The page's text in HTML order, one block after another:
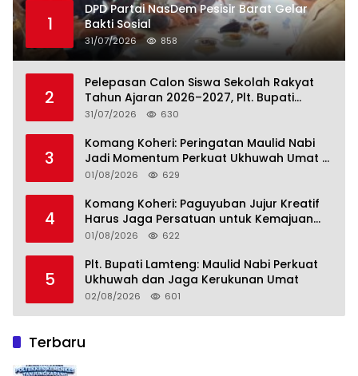
1
DPD Partai NasDem Pesisir Barat Gelar
Bakti Sosial
31/07/2026 858
2
Pelepasan Calon Siswa Sekolah Rakyat
Tahun Ajaran 2026–2027, Plt. Bupati
Lamteng Tegaskan Komitmen Hadirkan
31/07/2026 630
3
Komang Koheri: Peringatan Maulid Nabi
Jadi Momentum Perkuat Ukhuwah Umat di
Lampung Tengah
01/08/2026 629
4
Komang Koheri: Paguyuban Jujur Kreatif
Harus Jaga Persatuan untuk Kemajuan
Lampung Tengah
01/08/2026 622
5
Plt. Bupati Lamteng: Maulid Nabi Perkuat
Ukhuwah dan Jaga Kerukunan Umat
02/08/2026 601
Terbaru